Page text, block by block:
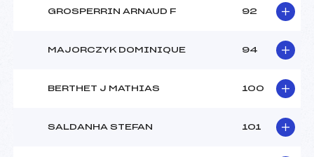
GROSPERRIN ARNAUD F 92
MAJORCZYK DOMINIQUE 94
BERTHET J MATHIAS 100
SALDANHA STEFAN 101